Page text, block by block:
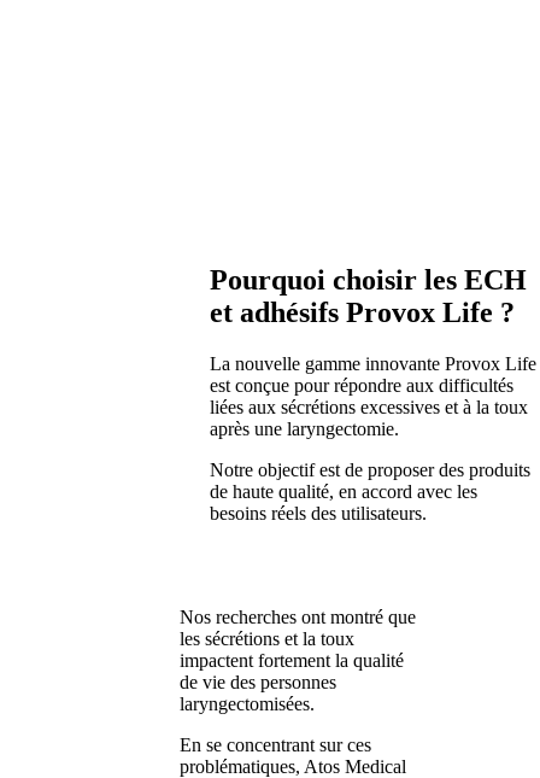
Pourquoi choisir les ECH
et adhésifs Provox Life ?
La nouvelle gamme innovante Provox Life
est conçue pour répondre aux difficultés
liées aux sécrétions excessives et à la toux
après une laryngectomie.
Notre objectif est de proposer des produits
de haute qualité, en accord avec les
besoins réels des utilisateurs.
Nos recherches ont montré que
les sécrétions et la toux
impactent fortement la qualité
de vie des personnes
laryngectomisées.
En se concentrant sur ces
problématiques, Atos Medical